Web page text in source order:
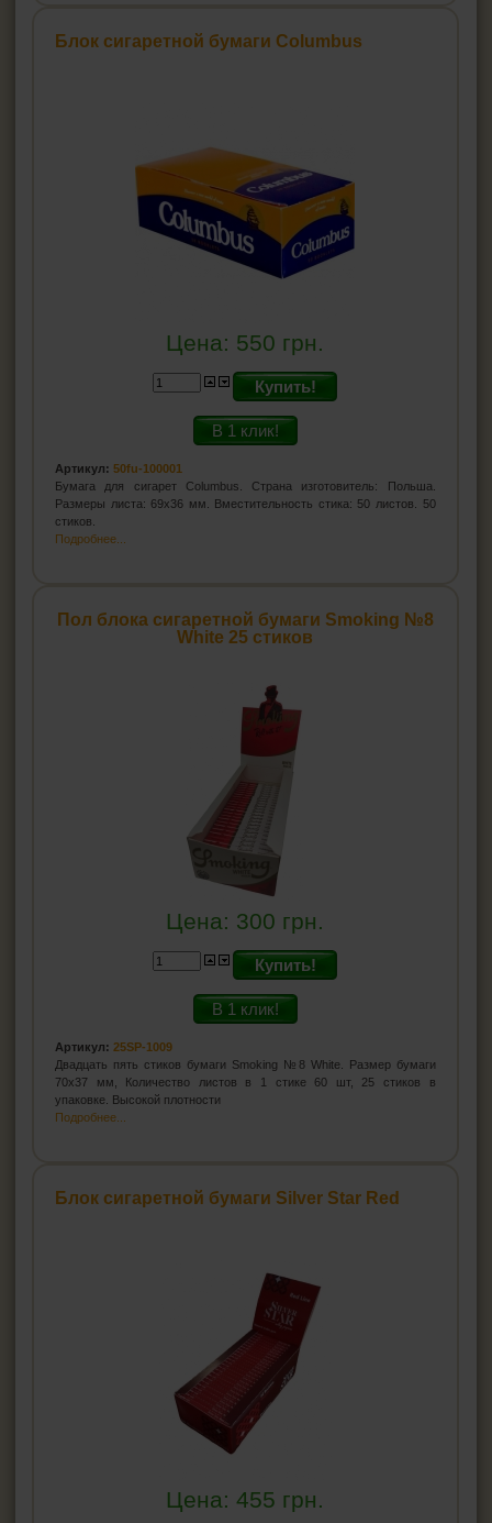
Блок сигаретной бумаги Columbus
Цена: 550 грн.
Купить!
В 1 клик!
Артикул: 50fu-100001
Бумага для сигарет Columbus. Страна изготовитель: Польша.
Размеры листа: 69х36 мм. Вместительность стика: 50 листов. 50
стиков.
Подробнее...
Пол блока сигаретной бумаги Smoking №8
White 25 стиков
Цена: 300 грн.
Купить!
В 1 клик!
Артикул: 25SP-1009
Двадцать пять стиков бумаги Smoking №8 White. Размер бумаги
70х37 мм, Количество листов в 1 стике 60 шт, 25 стиков в
упаковке. Высокой плотности
Подробнее...
Блок сигаретной бумаги Silver Star Red
Цена:455 грн.